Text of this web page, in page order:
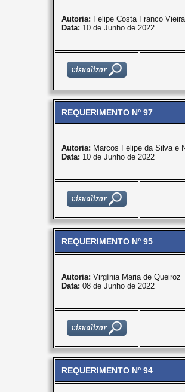
Autoria: Felipe Costa Franco Vieira
Data: 10 de Junho de 2022
REQUERIMENTO Nº 97
Autoria: Marcos Felipe da Silva e
Data: 10 de Junho de 2022
REQUERIMENTO Nº 95
Autoria: Virgínia Maria de Queiroz
Data: 08 de Junho de 2022
REQUERIMENTO Nº 94